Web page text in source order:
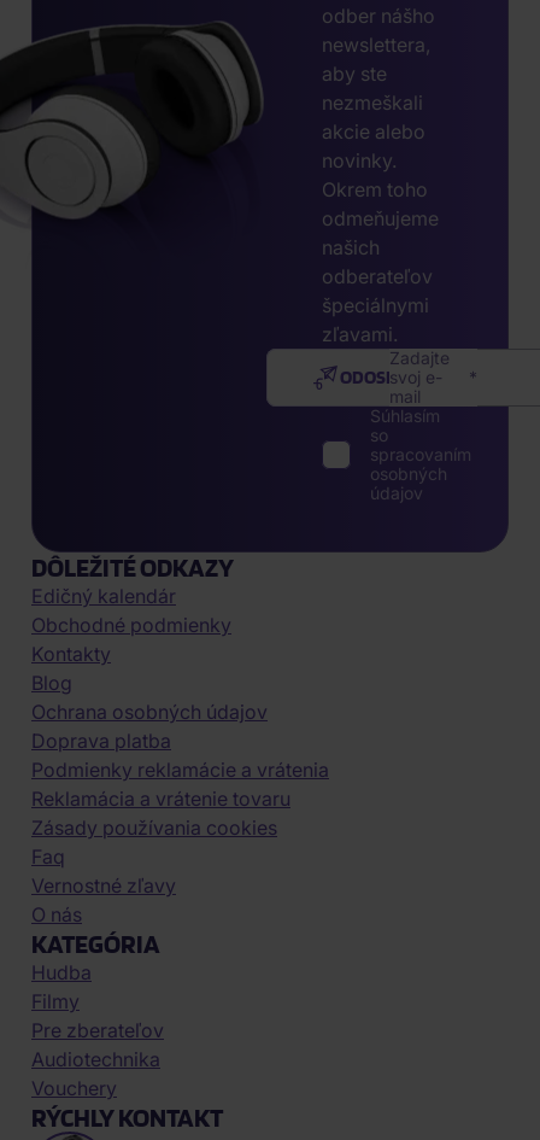
odber nášho
newslettera,
aby ste
nezmeškali
akcie alebo
novinky.
Okrem toho
odmeňujeme
našich
odberateľov
špeciálnymi
zľavami.
Zadajte
svoj e-
mail
ODOSLAŤ
Súhlasím
so
spracovaním
osobných
údajov
DÔLEŽITÉ ODKAZY
Edičný kalendár
Obchodné podmienky
Kontakty
Blog
Ochrana osobných údajov
Doprava platba
Podmienky reklamácie a vrátenia
Reklamácia a vrátenie tovaru
Zásady používania cookies
Faq
Vernostné zľavy
O nás
KATEGÓRIA
Hudba
Filmy
Pre zberateľov
Audiotechnika
Vouchery
RÝCHLY KONTAKT